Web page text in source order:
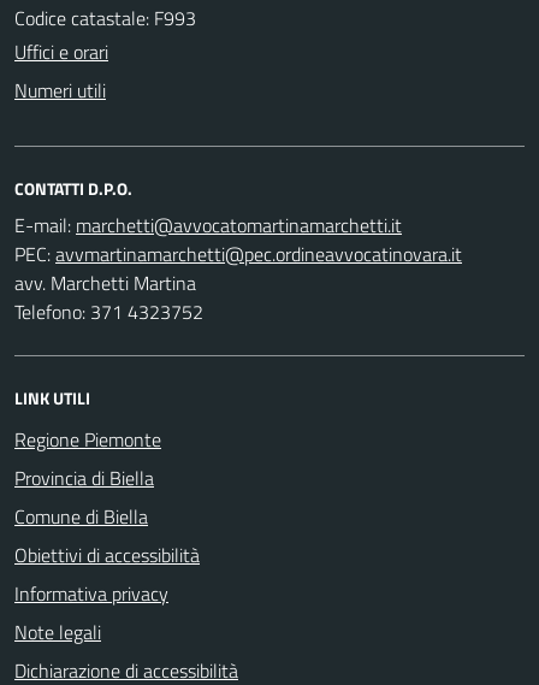
Codice catastale: F993
Uffici e orari
Numeri utili
CONTATTI D.P.O.
E-mail:
PEC:
avv. Marchetti Martina
Telefono: 371 4323752
LINK UTILI
Regione Piemonte
Provincia di Biella
Comune di Biella
Obiettivi di accessibilità
Informativa privacy
Note legali
Dichiarazione di accessibilità